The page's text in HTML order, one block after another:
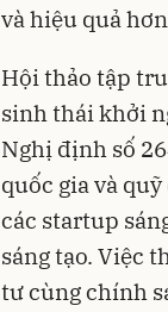
và hiệu quả
Hội thảo tập
sinh thái khởi
Nghị định số
quốc gia và
các startup
sáng tạo. Việc
tư cùng chính